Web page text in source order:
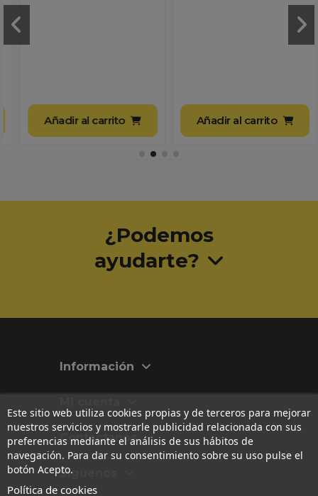
Añadir al carrito
Cantonera escuadra
Añadir al carrito
¿Podemos
ayudarte?
Información
Contáctanos
Este sitio web utiliza cookies propias y de terceros para mejorar
nuestros servicios y mostrarle publicidad relacionada con sus
preferencias mediante el análisis de sus hábitos de
navegación. Para dar su consentimiento sobre su uso pulse el
botón Acepto.
Política de cookies
Síguenos